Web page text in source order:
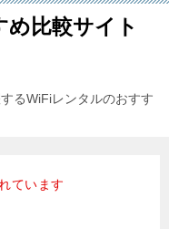
比較サイト
るWiFiレンタルのおすす
ています